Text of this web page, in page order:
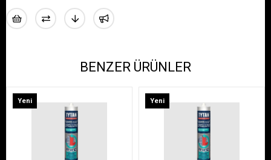
BENZER ÜRÜNLER
Yeni
Yeni